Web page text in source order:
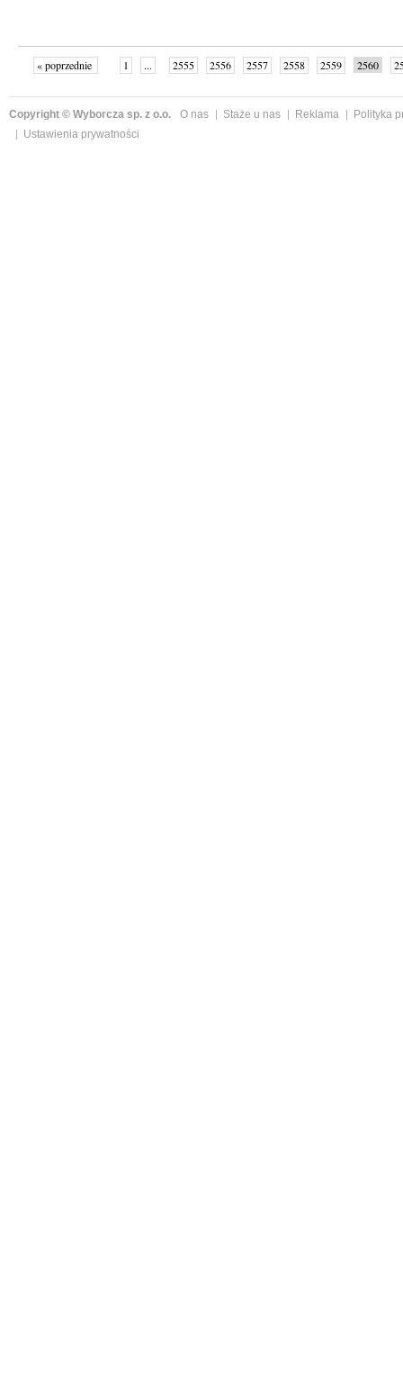
« poprzednie 1 ... 2555 2556 2557 2558 2559 2560
Copyright © Wyborcza sp. z o.o. O nas Staże u nas Reklama
Polityka
Ustawienia prywatności